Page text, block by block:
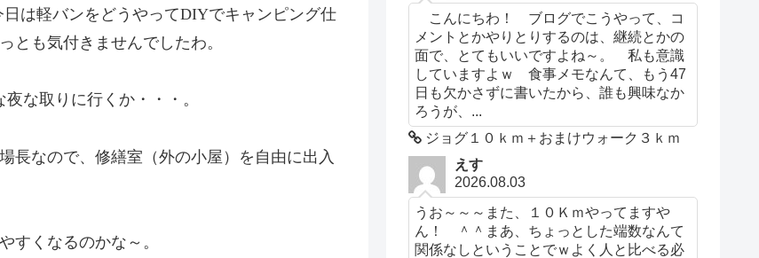
は軽バンをどうやってDIYでキャンピング仕
とも気付きませんでしたわ。
な取りに行くか・・・。
なので、修繕室（外の小屋）を自由に出入
すくなるのかな～。
こんにちわ！ ブログでこうやって、コ
メントとかやりとりするのは、継続とかの
面で、とてもいいですよね～。 私も意識
していますよｗ 食事メモなんて、もう47
日も欠かさずに書いたから、誰も興味なか
ろうが、...
ジョグ１０ｋｍ＋おまけウォーク３ｋｍ
えす
2026.08.03
うお～～～また、１０Ｋｍやってますや
ん！ ＾＾まあ、ちょっとした端数なんて
関係なしということでｗよく人と比べる必